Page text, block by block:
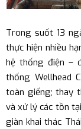
Trong suốt 13
thực hiện nhiều
hệ thống điện –
thống Wellhead
toàn giếng; thay
và xử lý các tồn
giàn khai thác